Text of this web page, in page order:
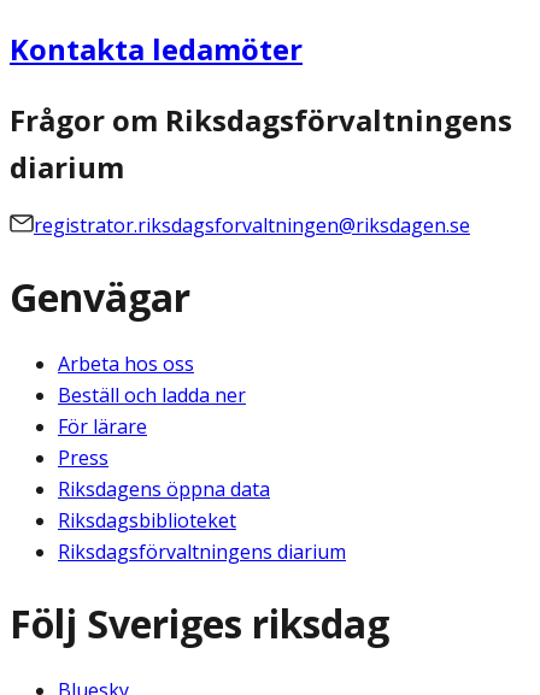
Kontakta ledamöter
Frågor om Riksdagsförvaltningens
diarium
registrator.riksdagsforvaltningen@riksdagen.se
Genvägar
Arbeta hos oss
Beställ och ladda ner
För lärare
Press
Riksdagens öppna data
Riksdagsbiblioteket
Riksdagsförvaltningens diarium
Följ Sveriges riksdag